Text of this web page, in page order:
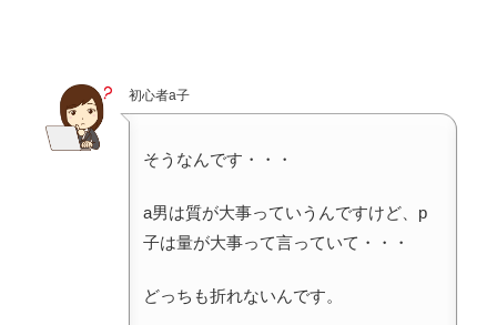
初心者a子
そうなんです・・・
a男は質が大事っていうんですけど、p
子は量が大事って言っていて・・・
どっちも折れないんです。